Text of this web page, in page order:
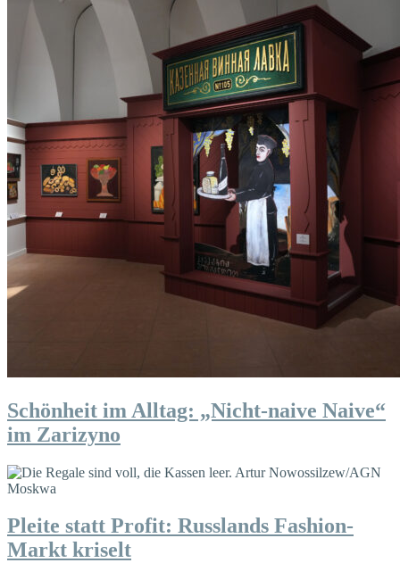
Schönheit im Alltag: „Nicht-naive Naive“
im Zarizyno
Pleite statt Profit: Russlands Fashion-
Markt kriselt